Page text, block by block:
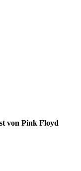
von Pink Floyd